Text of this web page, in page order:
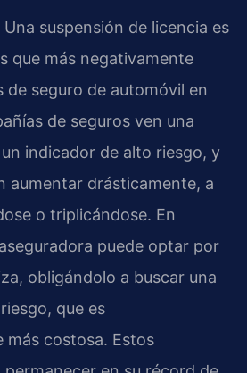
suspensión de licencia es
que más negativamente
de seguro de automóvil en
de seguros ven una
indicador de alto riesgo, y
aumentar drásticamente, a
o triplicándose. En
puede optar por
obligándolo a buscar una
que es
más costosa. Estos